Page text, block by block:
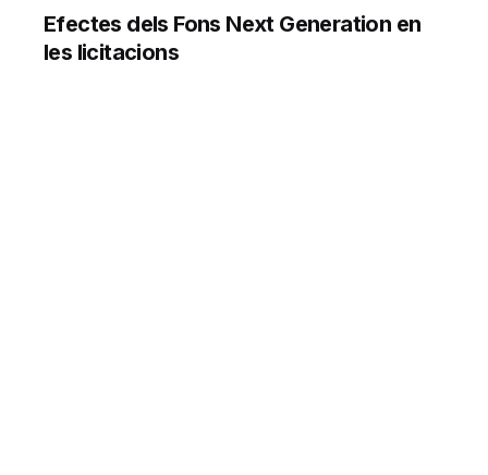
Efectes dels Fons Next Generation en
les licitacions